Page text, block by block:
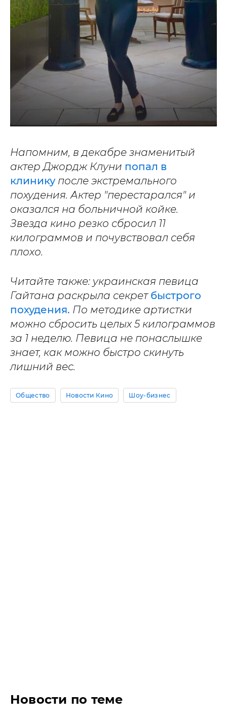
Напомним, в декабре знаменитый
актер Джордж Клуни попал в
клиникупосле экстремального
похудения. Актер "перестарался" и
оказался на больничной койке.
Звезда кино резко сбросил 11
килограммов и почувствовал себя
плохо.
Читайте также: украинская певица
Гайтана раскрыла секрет быстрого
похудения. По методике артистки
можно сбросить целых 5 килограммов
за 1 неделю. Певица не понаслышке
знает, как можно быстро скинуть
лишний вес.
Общество Новости Кино Шоу-бизнес
Новости по теме